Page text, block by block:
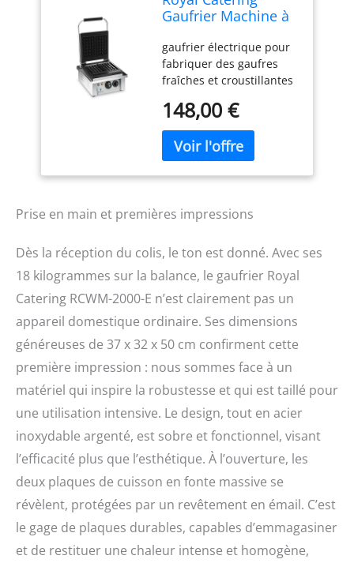
Gaufrier Machine à
RCWM-2000-E
(37x32x50cm, 2.000
W, gauffre 10 x 17
cm, minuterie
jusqu'à 15 min,
fonte et emaille)
gaufrier électrique pour
fabriquer des gaufres
fraîches et croustillantes
efficace contrôle de la
constance de la
température entièrement
automatisé -
préchauffage court - 2000
conçu pour préparer 2
taille des gaufres 10 x 17
cm habitâcle en acier
inoxydable de qualité -
plaques chauffantes en
Dimensions (Lxlxh) 37 x
32 x 50 cm - Poids 18 kg -
Dimensions d'envoi
Poids d'expédition 19,35
kg
148,00 €
Prise en main et premières impressions
Dès la réception du colis, le ton est donné. Avec ses
18 kilogrammes sur la balance, le gaufrier Royal
Catering RCWM-2000-E n’est clairement pas un
appareil domestique ordinaire. Ses dimensions
généreuses de 37 x 32 x 50 cm confirment cette
première impression : nous sommes face à un
matériel qui inspire la robustesse et qui est taillé pour
une utilisation intensive. Le design, tout en acier
inoxydable argenté, est sobre et fonctionnel, visant
l’efficacité plus que l’esthétique. À l’ouverture, les
deux plaques de cuisson en fonte massive se
révèlent, protégées par un revêtement en émail. C’est
le gage de plaques durables, capables d’emmagasiner
et de restituer une chaleur intense et homogène,